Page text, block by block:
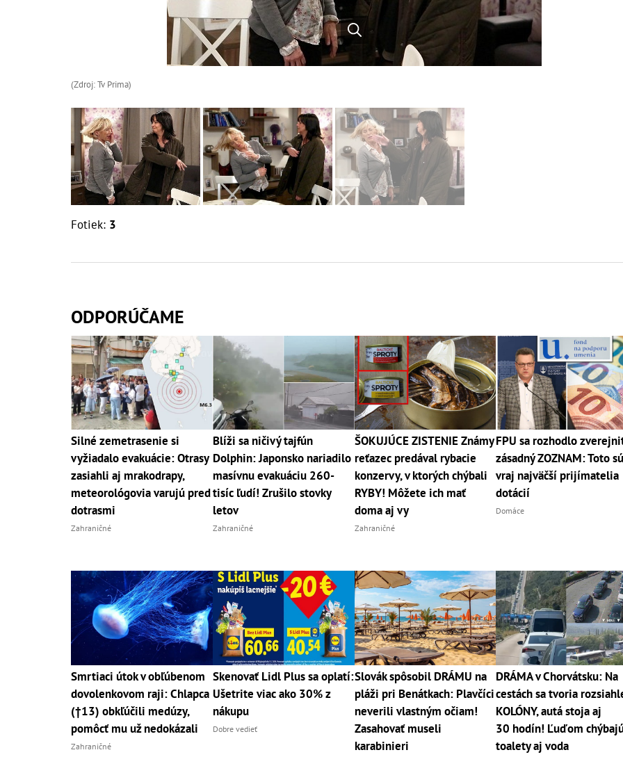
(Zdroj: Tv Prima)
Fotiek: 3
ODPORÚČAME
Silné zemetrasenie si
vyžiadalo evakuácie: Otrasy
zasiahli aj mrakodrapy,
meteorológovia varujú pred
dotrasmi
Zahraničné
Blíži sa ničivý tajfún
Dolphin: Japonsko nariadilo
masívnu evakuáciu 260-
tisíc ľudí! Zrušilo stovky
letov
Zahraničné
ŠOKUJÚCE ZISTENIE Známy
reťazec predával rybacie
konzervy, v ktorých chýbali
RYBY! Môžete ich mať
doma aj vy
Zahraničné
FPU sa rozhodlo
zásadný ZOZNAM: Toto
vraj najväčší prijímatelia
dotácií
Domáce
Smrtiaci útok v obľúbenom
dovolenkovom raji: Chlapca
(†13) obkľúčili medúzy,
pomôcť mu už nedokázali
Zahraničné
Skenovať Lidl Plus sa oplatí:
Ušetrite viac ako 30% z
nákupu
Dobre vedieť
Slovák spôsobil DRÁMU na
pláži pri Benátkach: Plavčíci
neverili vlastným očiam!
Zasahovať museli
karabinieri
DRÁMA v Chorvátsku: Na
cestách sa tvoria
KOLÓNY, autá stoja aj
30 hodín! Ľuďom
toalety aj voda